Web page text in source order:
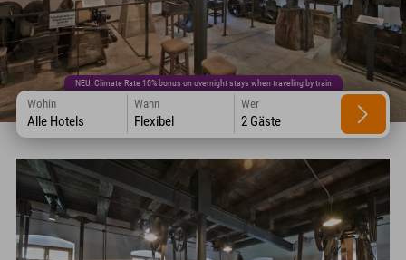
NEU: Climate Rate 10% bonus on overnight stays when traveling by train
Wohin
Alle Hotels
Wann
Flexibel
Wer
2 Gäste